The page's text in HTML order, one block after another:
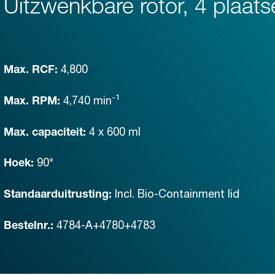
Max. RCF: 4,800
Max. RPM: 4,740 min-1
Max. capaciteit: 4 x 600 ml
Hoek: 90°
Standaarduitrusting: Incl. Bio-Containment lid
Bestelnr.: 4784-A+4780+4783